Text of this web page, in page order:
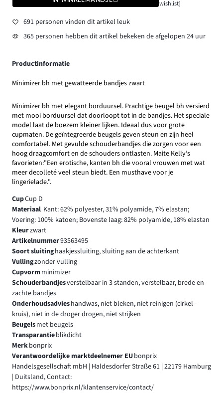
wishlist]
691 personen vinden dit artikel leuk
365 personen hebben dit artikel bekeken de afgelopen 24 uur
Productinformatie
Minimizer bh met gewatteerde bandjes zwart
Minimizer bh met elegant borduursel. Prachtige beugel bh versierd
met mooi borduursel dat doorloopt tot in de bandjes. Het speciale
model laat de boezem kleiner lijken. Ideaal dus voor grote
cupmaten. De geïntegreerde beugels geven steun en zijn heel
comfortabel. Met gevulde schouderbandjes die zorgen voor een
hoog draagcomfort en de schouders ontlasten. Maite Kelly’s
favorieten:"Een erotische, kanten bh die vooral vrouwen met wat
meer decolleté veel steun biedt. Een musthave voor je
lingerielade.".
CupCup D
Materiaal Kant: 62% polyester, 31% polyamide, 7% elastan;
Voering: 100% katoen; Bovenste laag: 82% polyamide, 18% elastan
Kleurzwart
Artikelnummer93563495
Soort sluitinghaakjessluiting, sluiting aan de achterkant
Vullingzonder vulling
Cupvormminimizer
Schouderbandjesverstelbaar in 3 standen, verstelbaar, brede en
zachte bandjes
Onderhoudsadvieshandwas, niet bleken, niet reinigen (cirkel -
kruis), niet in de droger drogen, niet strijken
Beugelsmet beugels
Transparantieblikdicht
Merkbonprix
Verantwoordelijke marktdeelnemer EUbonprix
Handelsgesellschaft mbH | Haldesdorfer Straße 61 | 22179 Hamburg
| Duitsland, Contact:
https://www.bonprix.nl/klantenservice/contact/